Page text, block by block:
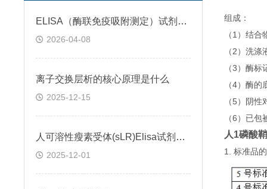
ELISA（酶联免疫吸附测定）试剂盒原理类型检测方法
2026-04-08
离子交换层析的核心原理是什么
2025-12-15
人可溶性瘦素受体(sLR)Elisa试剂盒可溶性受体的作用
2025-12-01
组成：
（1）结
（2）洗
（3）酶
（4）酶的
（5）阴
（6）已
人1磷酸
1. 标准品